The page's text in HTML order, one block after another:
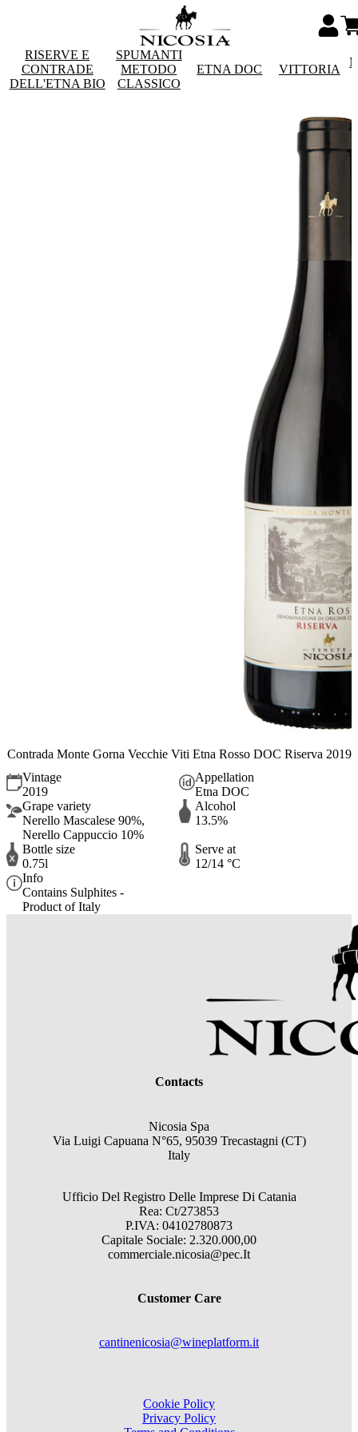
RISERVE E
CONTRADE
DELL'ETNA BIO
SPUMANTI
METODO
CLASSICO
ETNA DOC VITTORIA
Contrada Monte Gorna Vecchie Viti Etna Rosso DOC Riserva 2019
Vintage
2019
Appellation
Etna DOC
Grape variety
Nerello Mascalese 90%,
Nerello Cappuccio 10%
Alcohol
13.5%
Bottle size
0.75l
Serve at
12/14 °C
Info
Contains Sulphites -
Product of Italy
Contacts
Nicosia Spa
Via Luigi Capuana N°65, 95039 Trecastagni (CT)
Italy
Ufficio Del Registro Delle Imprese Di Catania
Rea: Ct/273853
P.IVA: 04102780873
Capitale Sociale: 2.320.000,00
commerciale.nicosia@pec.It
Customer Care
cantinenicosia@wineplatform.it
Cookie Policy
Privacy Policy